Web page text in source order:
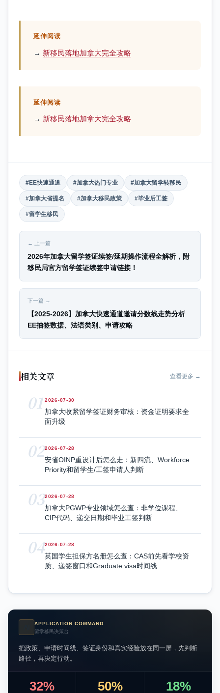
延伸阅读
→ 新移民落地加拿大完全攻略
延伸阅读
→ 新移民落地加拿大完全攻略
#EE快速通道 #加拿大热门专业 #加拿大留学转移民
#加拿大省提名 #加拿大移民政策 #毕业后工签
#留学生移民
← 上一篇
2026年加拿大留学签证续签/延期操作流程全解析，附
移民局官方留学签证续签申请链接！
下一篇 →
【2025-2026】加拿大快速通道邀请分数线走势分析
EE抽签数据、法语类别、申请攻略
相关文章 查看更多 →
01 2026-07-30
加拿大收紧留学签证财务审核：资金证明要求全
面升级
022026-07-28
安省OINP重设计后怎么走：新四流、Workforce
Priority和留学生/工签申请人判断
032026-07-28
加拿大PGWP专业领域怎么查：非学位课程、
CIP代码、递交日期和毕业工签判断
042026-07-28
英国学生担保方名册怎么查：CAS前先看学校资
质、递签窗口和Graduate visa时间线
APPLICATION COMMAND
留学移民决策台
把政策、申请时间线、签证身份和真实经验放在同一屏，先判断
路径，再决定行动。
32% 50% 18%